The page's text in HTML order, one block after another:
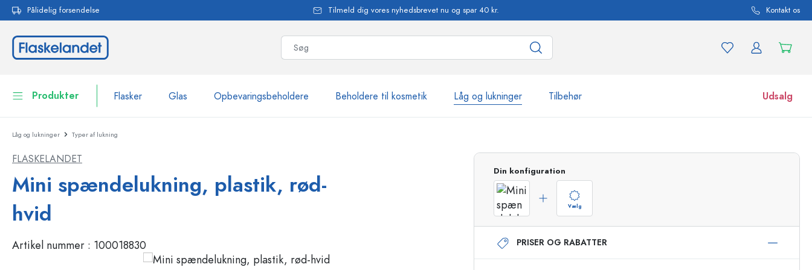
Gå til hovednavigation
Pålidelig forsendelse Tilmeld dig vores nyhedsbrevet nu og spar 40 kr. Kontakt os
Produkter Flasker Glas Opbevaringsbeholdere Beholdere til kosmetik Låg og lukninger Tilbehør Udsalg
Flasker
Opbevaringsbeholdere
Bordservice
Beholdere til kosmetik
Flasker efter mærke
WECK-flasker
Estal-flasker
Flasker med patentprop
Sprayflasker
Airless-dispensere
Roll-on flasker
Glas
Låg og lukninger Typer af lukning
FLASKELANDET
Mini spændelukning, plastik, rød-
hvid
Artikel nummer : 100018830
Din konfiguration
Vælg
PRISER OG RABATTER